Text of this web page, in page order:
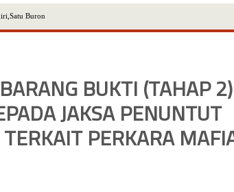
Buron
LASKAR JODA, Usung Filosofi Gelar Sehelai Tikar
Medan
Ball Tournament,Gandeng Carabao Bistro & Pool Batu HQ Total
Malang,Dijamin Ketagihan,Ini Sebabnya
BUKTI (TAHAP 2)
JAKSA PENUNTUT
PERKARA